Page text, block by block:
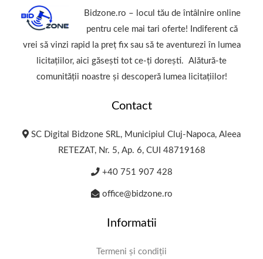
Bidzone.ro – locul tău de întâlnire online
pentru cele mai tari oferte! Indiferent că
vrei să vinzi rapid la preț fix sau să te aventurezi în lumea
licitațiilor, aici găsești tot ce-ți dorești. Alătură-te
comunității noastre și descoperă lumea licitațiilor!
Contact
SC Digital Bidzone SRL, Municipiul Cluj-Napoca, Aleea
RETEZAT, Nr. 5, Ap. 6, CUI 48719168
+40 751 907 428
office@bidzone.ro
Informatii
Termeni și condiții